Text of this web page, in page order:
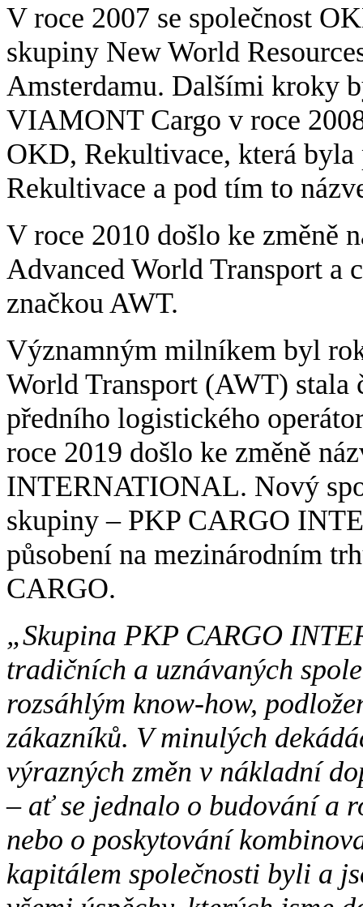
V roce 2007 se společnost
skupiny New World
Amsterdamu. Dalšími kroky
VIAMONT Cargo v roce
OKD, Rekultivace, která
Rekultivace a pod tím to
V roce 2010 došlo ke změně
Advanced World Transport a
značkou AWT.
Významným milníkem byl
World Transport (AWT)
předního logistického
roce 2019 došlo ke změně
INTERNATIONAL. Nový
skupiny – PKP CARGO
působení na mezinárodním
CARGO.
„Skupina PKP CARGO
tradičních a uznávaných
rozsáhlým know-how,
zákazníků. V minulých
výrazných změn v nákladní
– ať se jednalo o budování a
nebo o poskytování
kapitálem společnosti byli a